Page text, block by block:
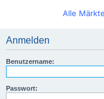
Alle
Anmelden
Benutzername:
Passwort: